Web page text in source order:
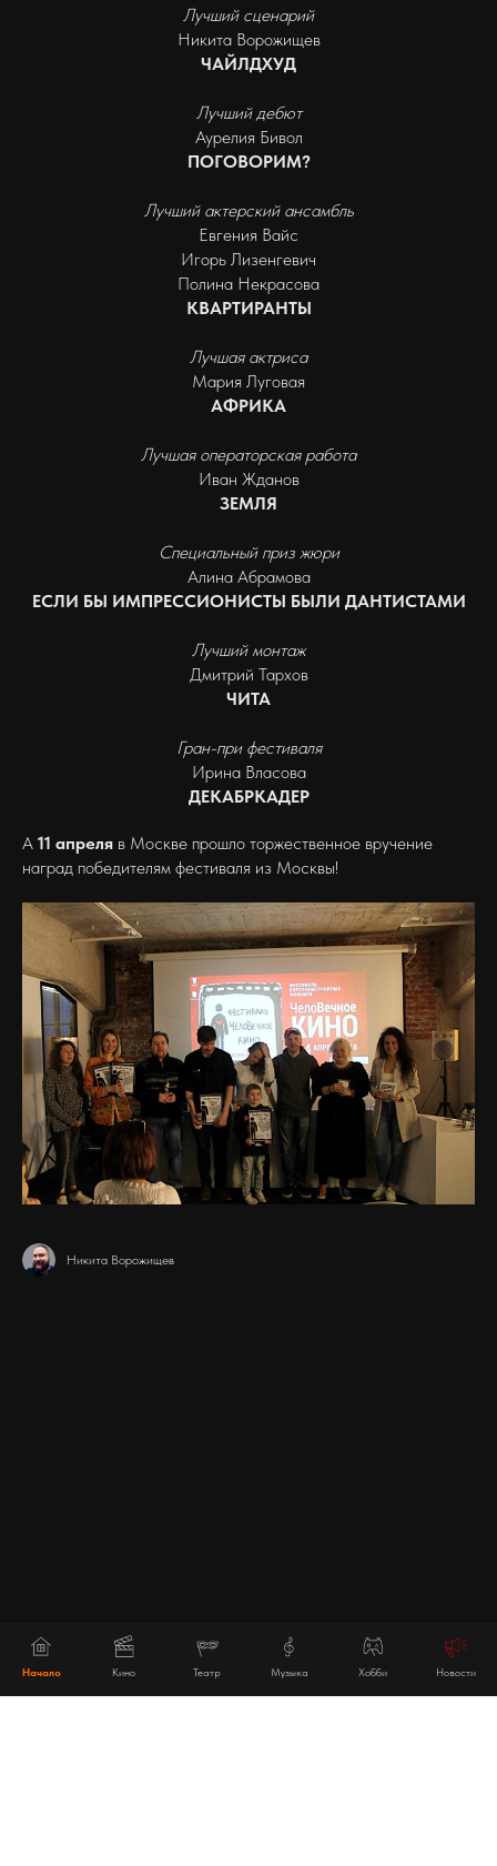
Лучший сценарий
Никита Ворожищев
ЧАЙЛДХУД
Лучший дебют
Аурелия Бивол
ПОГОВОРИМ?
Лучший актерский ансамбль
Евгения Вайс
Игорь Лизенгевич
Полина Некрасова
КВАРТИРАНТЫ
Лучшая актриса
Мария Луговая
АФРИКА
Лучшая операторская работа
Иван Жданов
ЗЕМЛЯ
Специальный приз жюри
Алина Абрамова
ЕСЛИ БЫ ИМПРЕССИОНИСТЫ БЫЛИ ДАНТИСТАМИ
Лучший монтаж
Дмитрий Тархов
ЧИТА
Гран-при фестиваля
Ирина Власова
ДЕКАБРКАДЕР
А 11 апреля в Москве прошло торжественное вручение
наград победителям фестиваля из Москвы!
Никита Ворожищев
Начало Кино Театр Музыка Хобби Новости